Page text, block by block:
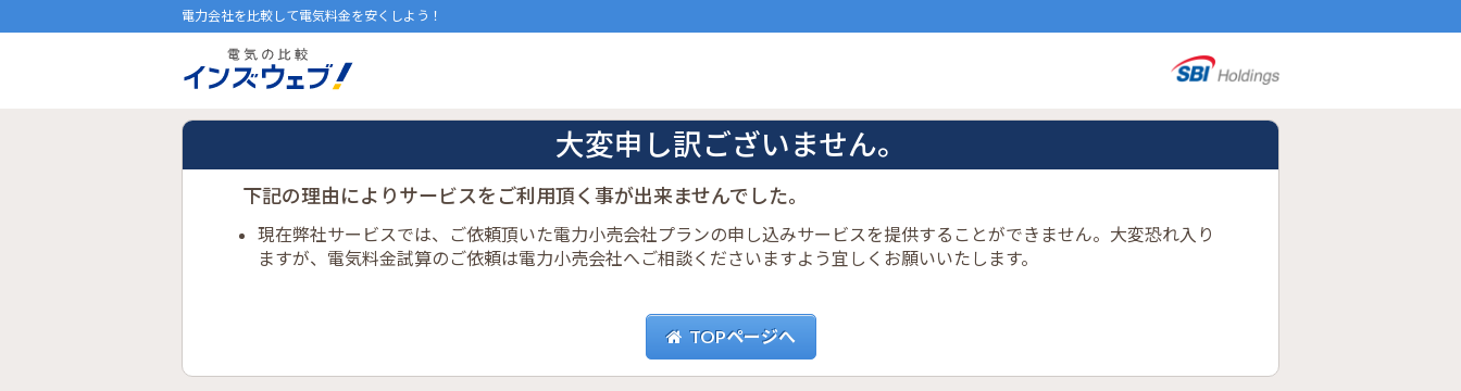
電力会社を比較して電気料金を安くしよう！
大変申し訳ございません。
下記の理由によりサービスをご利用頂く事が出来ませんでした。
現在弊社サービスでは、ご依頼頂いた電力小売会社プランの申し込みサービスを提供することができません。大変恐れ入り
ますが、電気料金試算のご依頼は電力小売会社へご相談くださいますよう宜しくお願いいたします。
TOPページへ